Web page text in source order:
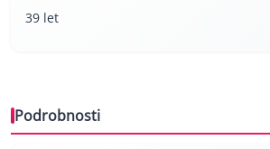
39 let
Podrobnosti